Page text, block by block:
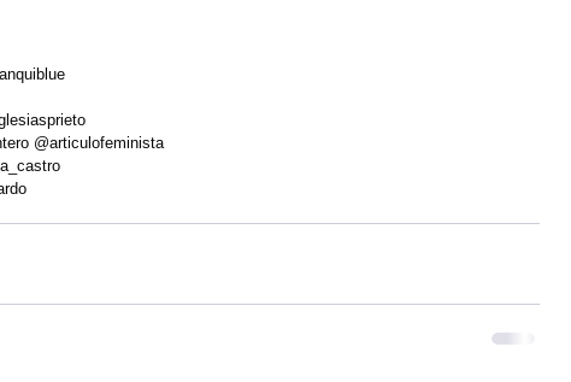
@articulofeminista